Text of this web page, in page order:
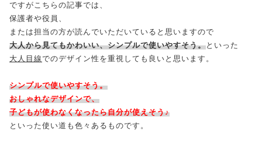
ですがこちらの記事では、
保護者や役員、
または担当の方が読んでいただいていると思いますので
大人から見てもかわいい、シンプルで使いやすそう。といった
大人目線でのデザイン性を重視しても良いと思います。
シンプルで使いやすそう。
おしゃれなデザインで、
子どもが使わなくなったら自分が使えそう♪
といった使い道も色々あるものです。